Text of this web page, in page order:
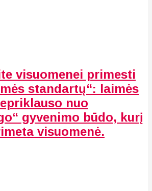
visuomenei primesti
standartų“: laimės
nuo
gyvenimo būdo, kurį
visuomenė.